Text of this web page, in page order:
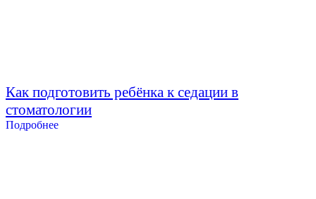
Как подготовить ребёнка к седации в
стоматологии
Подробнее